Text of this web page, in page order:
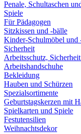
Penale, Schultaschen
Spiele
Für Pädagogen
Sitzkissen und -bälle
Kinder-Schulmöbel und
Sicherheit
Arbeitsschutz,
Arbeitshandschuhe
Bekleidung
Hauben und Schürzen
Spezialsortimente
Geburtstagskerzen mit
Spielkarten und Spiele
Festutensilien
Weihnachtsdekor